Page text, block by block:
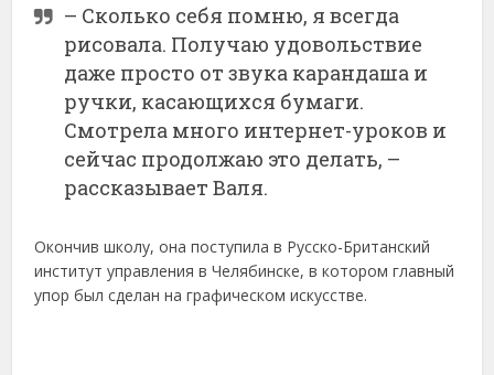
– Сколько себя помню, я всегда
рисовала. Получаю удовольствие
даже просто от звука карандаша и
ручки, касающихся бумаги.
Смотрела много интернет-уроков и
сейчас продолжаю это делать, –
рассказывает Валя.
Окончив школу, она поступила в Русско-Британский
институт управления в Челябинске, в котором главный
упор был сделан на графическом искусстве.